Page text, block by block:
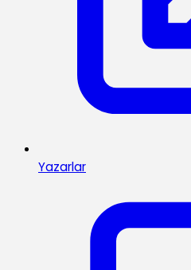
Yazarlar